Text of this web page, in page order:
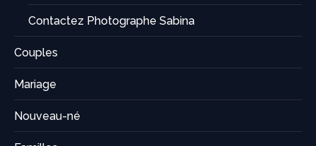
Contactez Photographe Sabina
Couples
Mariage
Nouveau-né